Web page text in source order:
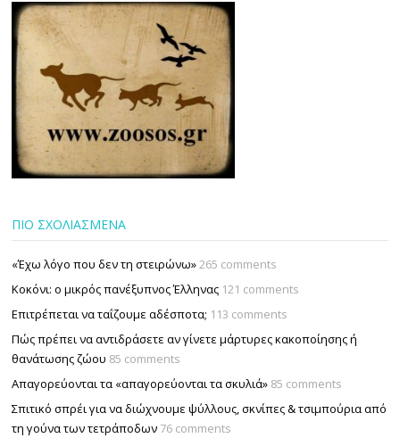
ΠΙΟ ΣΧΟΛΙΑΣΜΕΝΑ
«Έχω λόγο που δεν τη στειρώνω»265 comments
Κοκόνι: ο μικρός πανέξυπνος Έλληνας 121 comments
Επιτρέπεται να ταΐζουµε αδέσποτα; 113 comments
Πώς πρέπει να αντιδράσετε αν γίνετε μάρτυρες κακοποίησης ή
θανάτωσης ζώου 85 comments
Απαγορεύονται τα «απαγορεύονται τα σκυλιά» 85 comments
Σπιτικό σπρέι για να διώχνουμε ψύλλους, σκνίπες & τσιμπούρια από
τη γούνα των τετράποδων 76 comments